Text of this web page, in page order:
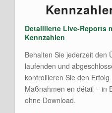
Detaillierte Live-Reports
Kennzahlen
Behalten Sie jederzeit den
laufenden und
kontrollieren Sie den Erfolg
Maßnahmen en détail – in
ohne Download.